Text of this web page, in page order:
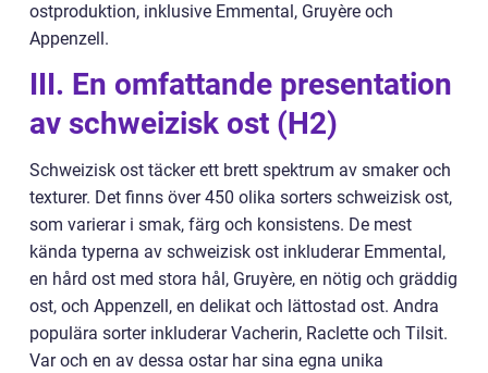
ostproduktion, inklusive Emmental, Gruyère och
Appenzell.
III. En omfattande presentation
av schweizisk ost (H2)
Schweizisk ost täcker ett brett spektrum av smaker och
texturer. Det finns över 450 olika sorters schweizisk ost,
som varierar i smak, färg och konsistens. De mest
kända typerna av schweizisk ost inkluderar Emmental,
en hård ost med stora hål, Gruyère, en nötig och gräddig
ost, och Appenzell, en delikat och lättostad ost. Andra
populära sorter inkluderar Vacherin, Raclette och Tilsit.
Var och en av dessa ostar har sina egna unika